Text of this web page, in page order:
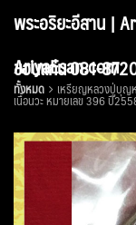
พระอริยะอีสาน |
ขอนแก่น 081-
AriyaEsan.com
ทั้งหมด เหรียญหลวงปู่บุญ
เนื้อนวะ หมายเลข 396 ปี